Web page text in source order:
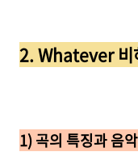
2. Whatever 비
1) 곡의 특징과 음